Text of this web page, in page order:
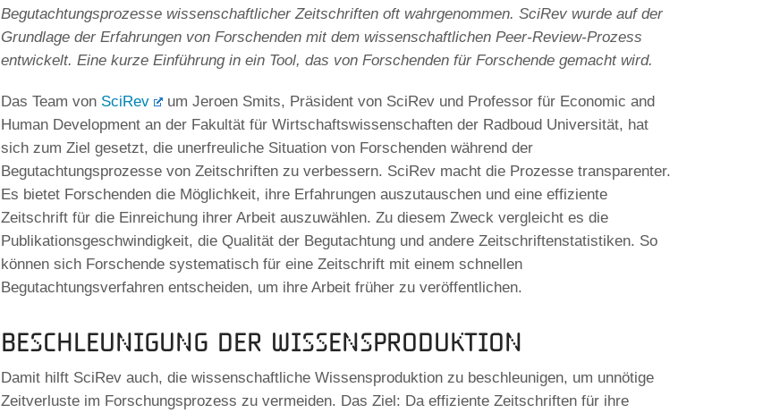
Begutachtungsprozesse wissenschaftlicher Zeitschriften oft wahrgenommen. SciRev wurde auf der
Grundlage der Erfahrungen von Forschenden mit dem wissenschaftlichen Peer-Review-Prozess
entwickelt. Eine kurze Einführung in ein Tool, das von Forschenden für Forschende gemacht wird.
Das Team von SciRev
um Jeroen Smits, Präsident von SciRev und Professor für Economic and
Human Development an der Fakultät für Wirtschaftswissenschaften der Radboud Universität, hat
sich zum Ziel gesetzt, die unerfreuliche Situation von Forschenden während der
Begutachtungsprozesse von Zeitschriften zu verbessern. SciRev macht die Prozesse transparenter.
Es bietet Forschenden die Möglichkeit, ihre Erfahrungen auszutauschen und eine effiziente
Zeitschrift für die Einreichung ihrer Arbeit auszuwählen. Zu diesem Zweck vergleicht es die
Publikationsgeschwindigkeit, die Qualität der Begutachtung und andere Zeitschriftenstatistiken. So
können sich Forschende systematisch für eine Zeitschrift mit einem schnellen
Begutachtungsverfahren entscheiden, um ihre Arbeit früher zu veröffentlichen.
Beschleunigung der Wissensproduktion
Damit hilft SciRev auch, die wissenschaftliche Wissensproduktion zu beschleunigen, um unnötige
Zeitverluste im Forschungsprozess zu vermeiden. Das Ziel: Da effiziente Zeitschriften für ihre